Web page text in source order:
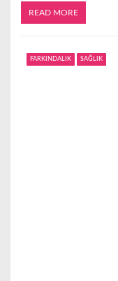
READ MORE
FARKINDALIK SAĞLIK